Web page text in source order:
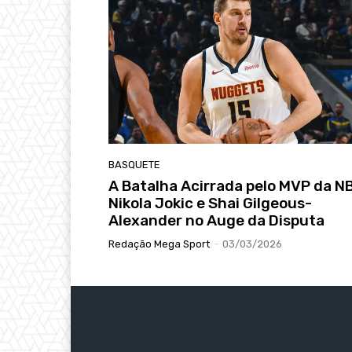
BASQUETE
A Batalha Acirrada pelo MVP da
Nikola Jokic e Shai Gilgeous-
Alexander no Auge da Disputa
Redação Mega Sport - 03/03/2026